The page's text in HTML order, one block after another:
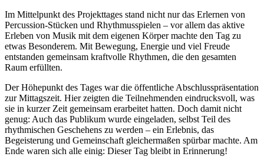
Im Mittelpunkt des Projekttages stand nicht nur das Erlernen von
Percussion-Stücken und Rhythmusspielen – vor allem das aktive
Erleben von Musik mit dem eigenen Körper machte den Tag zu
etwas Besonderem. Mit Bewegung, Energie und viel Freude
entstanden gemeinsam kraftvolle Rhythmen, die den gesamten
Raum erfüllten.
Der Höhepunkt des Tages war die öffentliche Abschlusspräsentation
zur Mittagszeit. Hier zeigten die Teilnehmenden eindrucksvoll, was
sie in kurzer Zeit gemeinsam erarbeitet hatten. Doch damit nicht
genug: Auch das Publikum wurde eingeladen, selbst Teil des
rhythmischen Geschehens zu werden – ein Erlebnis, das
Begeisterung und Gemeinschaft gleichermaßen spürbar machte. Am
Ende waren sich alle einig: Dieser Tag bleibt in Erinnerung!